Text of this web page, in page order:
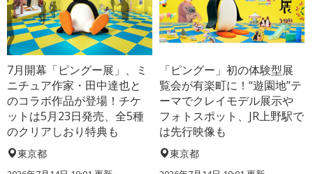
7月開幕「ピングー展」、ミ
ニチュア作家・田中達也と
のコラボ作品が登場！チケ
ットは5月23日発売、全5種
のクリアしおり特典も
東京都
「ピングー」初の体験型展
覧会が有楽町に！“遊園地”テ
ーマでクレイモデル展示や
フォトスポット、JR上野駅で
は先行映像も
東京都